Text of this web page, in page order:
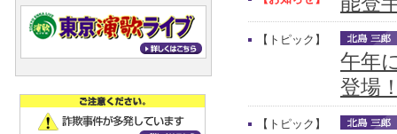
【トピック】
午年
登場
【トピック】